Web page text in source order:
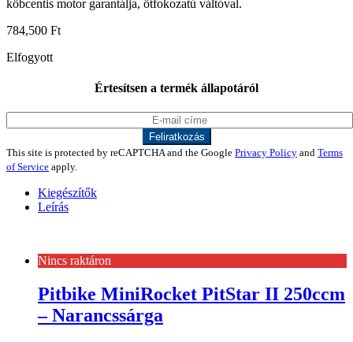
köbcentis motor garantálja, ötfokozatú váltóval.
784,500 Ft
Elfogyott
Értesítsen a termék állapotáról
This site is protected by reCAPTCHA and the Google Privacy Policy and Terms
of Service apply.
Kiegészítők
Leírás
Nincs raktáron
Pitbike MiniRocket PitStar II 250ccm
– Narancssárga